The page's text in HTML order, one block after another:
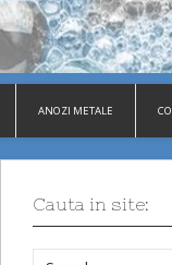
ANOZI METALE
Cauta in site: